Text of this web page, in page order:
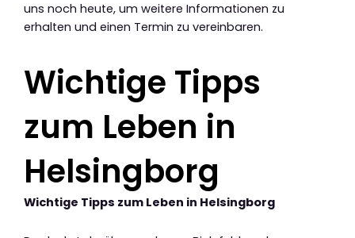
uns noch heute, um weitere Informationen zu
erhalten und einen Termin zu vereinbaren.
Wichtige Tipps
zum Leben in
Helsingborg
Wichtige Tipps zum Leben in Helsingborg